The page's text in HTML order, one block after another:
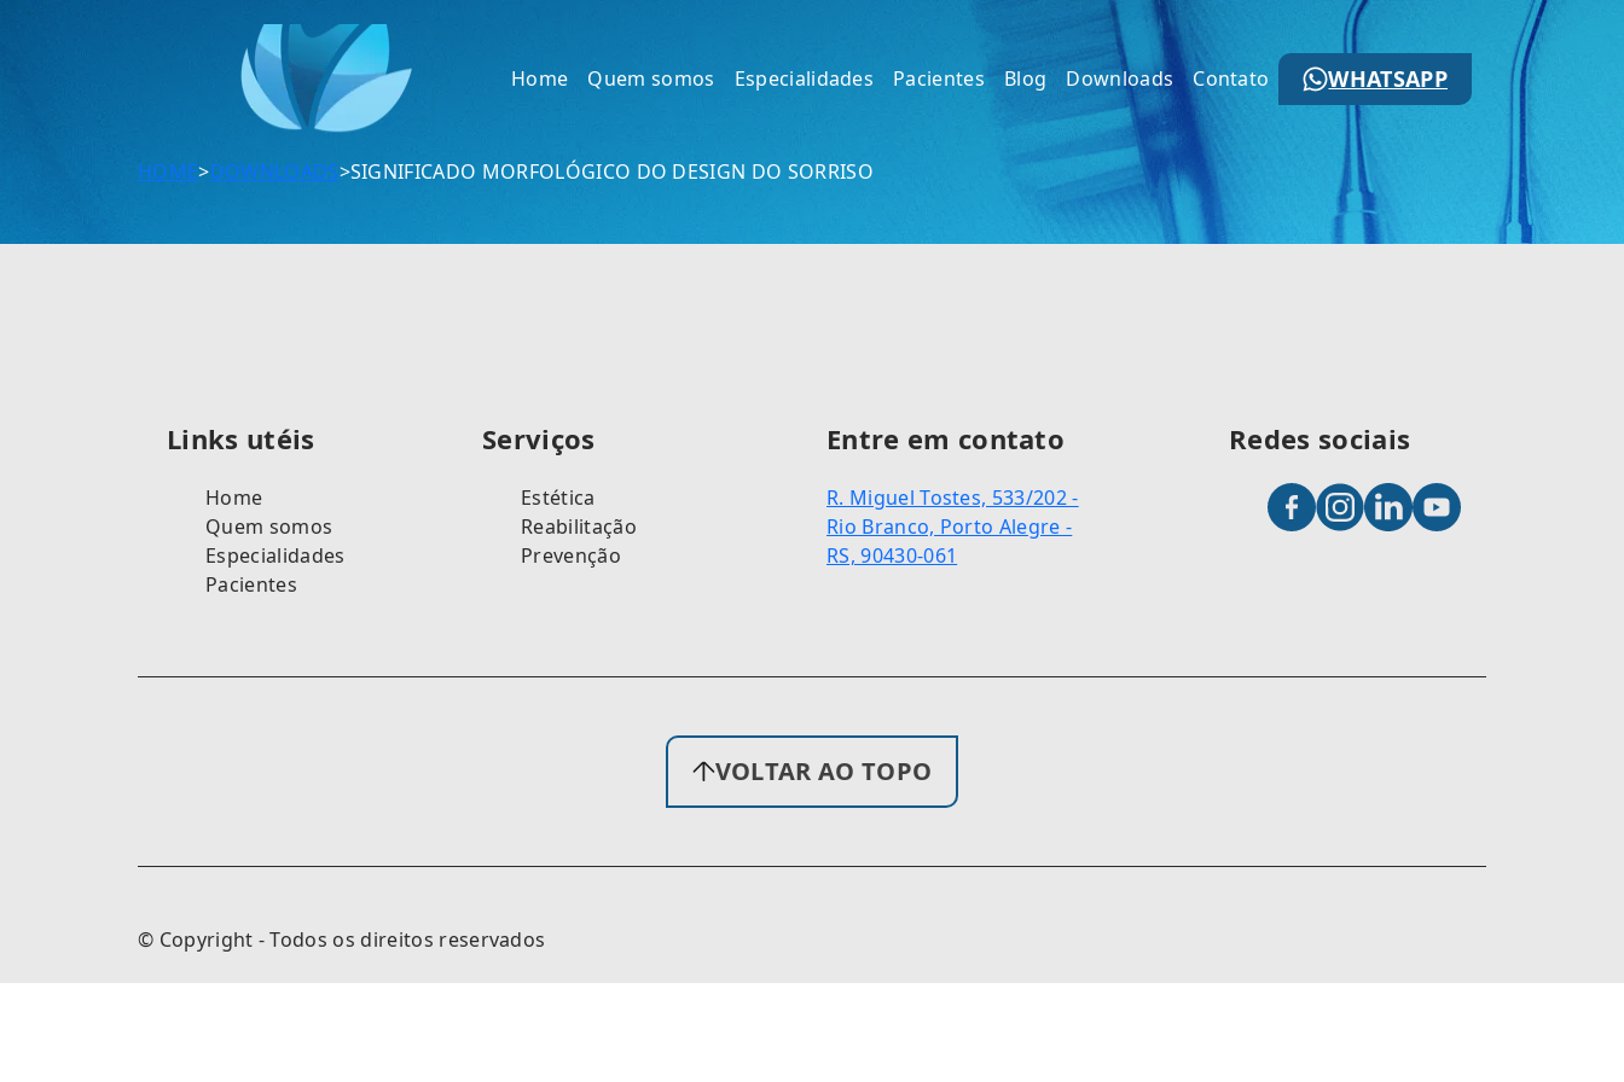
Home Quem somos Especialidades Pacientes Blog Downloads Contato WHATSAPP
HOME>DOWNLOADS>SIGNIFICADO MORFOLÓGICO DO DESIGN DO SORRISO
Links utéis
Home
Quem somos
Especialidades
Pacientes
Serviços
Estética
Reabilitação
Prevenção
Entre em contato
R. Miguel Tostes, 533/202 -
Rio Branco, Porto Alegre -
RS, 90430-061
Redes sociais
VOLTAR AO TOPO
© Copyright - Todos os direitos reservados